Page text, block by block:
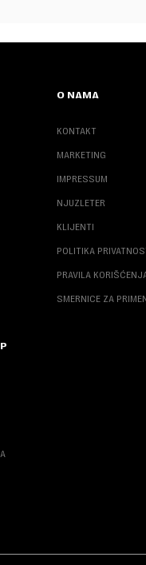
O NAMA
KONTAKT
MARKETING
IMPRESSUM
NJUZLETER
KLIJENTI
POLITIKA
PRAVILA
SMERNICE ZA